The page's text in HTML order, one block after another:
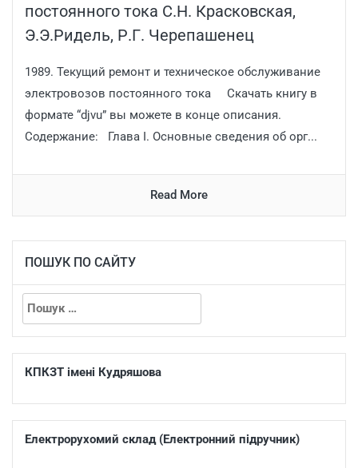
постоянного тока С.Н. Красковская,
Э.Э.Ридель, Р.Г. Черепашенец
1989. Текущий ремонт и техническое обслуживание
электровозов постоянного тока Скачать книгу в
формате “djvu” вы можете в конце описания.
Содержание: Глава I. Основные сведения об орг...
Read More
ПОШУК ПО САЙТУ
КПКЗТ імені Кудряшова
Електрорухомий склад (Електронний підручник)